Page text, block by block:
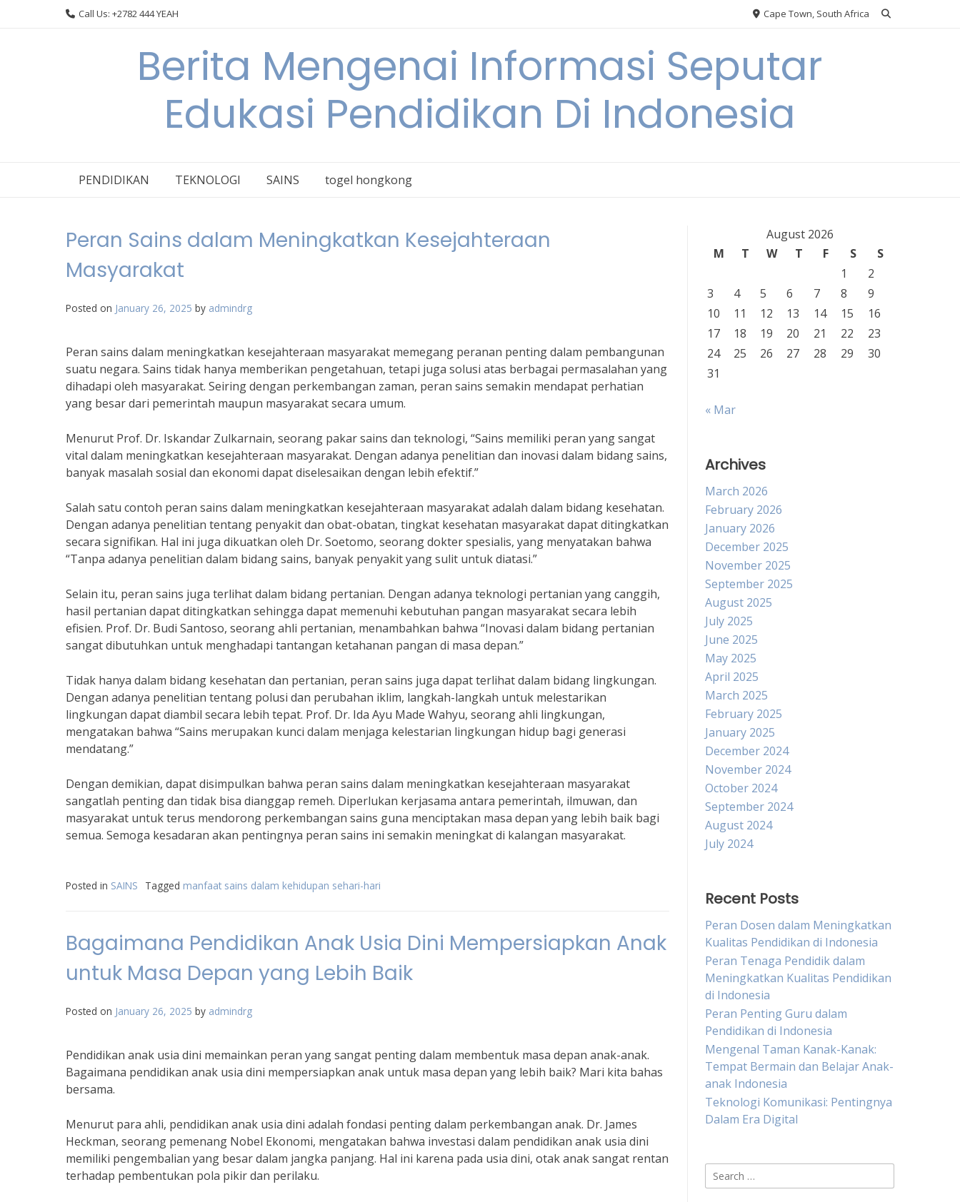
Call Us: +2782 444 YEAH Cape Town, South Africa
Berita Mengenai Informasi Seputar
Edukasi Pendidikan Di Indonesia
PENDIDIKAN TEKNOLOGI SAINS togel hongkong
Peran Sains dalam Meningkatkan Kesejahteraan
Masyarakat
Posted on January 26, 2025 by admindrg
Peran sains dalam meningkatkan kesejahteraan masyarakat memegang peranan penting dalam pembangunan
suatu negara. Sains tidak hanya memberikan pengetahuan, tetapi juga solusi atas berbagai permasalahan yang
dihadapi oleh masyarakat. Seiring dengan perkembangan zaman, peran sains semakin mendapat perhatian
yang besar dari pemerintah maupun masyarakat secara umum.
Menurut Prof. Dr. Iskandar Zulkarnain, seorang pakar sains dan teknologi, “Sains memiliki peran yang sangat
vital dalam meningkatkan kesejahteraan masyarakat. Dengan adanya penelitian dan inovasi dalam bidang sains,
banyak masalah sosial dan ekonomi dapat diselesaikan dengan lebih efektif.”
Salah satu contoh peran sains dalam meningkatkan kesejahteraan masyarakat adalah dalam bidang kesehatan.
Dengan adanya penelitian tentang penyakit dan obat-obatan, tingkat kesehatan masyarakat dapat ditingkatkan
secara signifikan. Hal ini juga dikuatkan oleh Dr. Soetomo, seorang dokter spesialis, yang menyatakan bahwa
“Tanpa adanya penelitian dalam bidang sains, banyak penyakit yang sulit untuk diatasi.”
Selain itu, peran sains juga terlihat dalam bidang pertanian. Dengan adanya teknologi pertanian yang canggih,
hasil pertanian dapat ditingkatkan sehingga dapat memenuhi kebutuhan pangan masyarakat secara lebih
efisien. Prof. Dr. Budi Santoso, seorang ahli pertanian, menambahkan bahwa “Inovasi dalam bidang pertanian
sangat dibutuhkan untuk menghadapi tantangan ketahanan pangan di masa depan.”
Tidak hanya dalam bidang kesehatan dan pertanian, peran sains juga dapat terlihat dalam bidang lingkungan.
Dengan adanya penelitian tentang polusi dan perubahan iklim, langkah-langkah untuk melestarikan
lingkungan dapat diambil secara lebih tepat. Prof. Dr. Ida Ayu Made Wahyu, seorang ahli lingkungan,
mengatakan bahwa “Sains merupakan kunci dalam menjaga kelestarian lingkungan hidup bagi generasi
mendatang.”
Dengan demikian, dapat disimpulkan bahwa peran sains dalam meningkatkan kesejahteraan masyarakat
sangatlah penting dan tidak bisa dianggap remeh. Diperlukan kerjasama antara pemerintah, ilmuwan, dan
masyarakat untuk terus mendorong perkembangan sains guna menciptakan masa depan yang lebih baik bagi
semua. Semoga kesadaran akan pentingnya peran sains ini semakin meningkat di kalangan masyarakat.
Posted in SAINS Tagged manfaat sains dalam kehidupan sehari-hari
Bagaimana Pendidikan Anak Usia Dini Mempersiapkan Anak
untuk Masa Depan yang Lebih Baik
Posted on January 26, 2025 by admindrg
Pendidikan anak usia dini memainkan peran yang sangat penting dalam membentuk masa depan anak-anak.
Bagaimana pendidikan anak usia dini mempersiapkan anak untuk masa depan yang lebih baik? Mari kita bahas
bersama.
Menurut para ahli, pendidikan anak usia dini adalah fondasi penting dalam perkembangan anak. Dr. James
Heckman, seorang pemenang Nobel Ekonomi, mengatakan bahwa investasi dalam pendidikan anak usia dini
memiliki pengembalian yang besar dalam jangka panjang. Hal ini karena pada usia dini, otak anak sangat rentan
terhadap pembentukan pola pikir dan perilaku.
August 2026
M
T W T F S
S
1
2
3
4 5 6 7 8
9
10
11 12 13 14 15
16
17
18 19 20 21 22
23
24
25 26 27 28 29
30
31
« Mar
Archives
March 2026
February 2026
January 2026
December 2025
November 2025
September 2025
August 2025
July 2025
June 2025
May 2025
April 2025
March 2025
February 2025
January 2025
December 2024
November 2024
October 2024
September 2024
August 2024
July 2024
Recent Posts
Peran Dosen dalam Meningkatkan
Kualitas Pendidikan di Indonesia
Peran Tenaga Pendidik dalam
Meningkatkan Kualitas Pendidikan
di Indonesia
Peran Penting Guru dalam
Pendidikan di Indonesia
Mengenal Taman Kanak-Kanak:
Tempat Bermain dan Belajar Anak-
anak Indonesia
Teknologi Komunikasi: Pentingnya
Dalam Era Digital
Search
for: